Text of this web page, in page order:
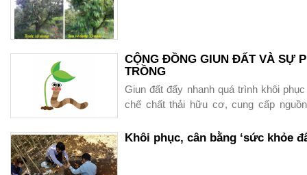
CỘNG ĐỒNG GIUN ĐẤT VÀ SỰ
TRỒNG
Giun đất đẩy nhanh quá trình khôi
chế chất thải hữu cơ, cung cấp
mặt đất.
Khôi phục, cân bằng ‘sức khỏe